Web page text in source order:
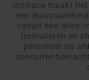
Iristrace maakt
een
vanuit één alles-
formulieren en
personeel en